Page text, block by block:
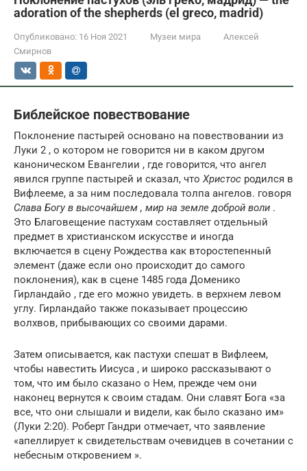
adoration of the shepherds (el greco, madrid)
Опубликовано: 16 Ноя 2021 Музеи мира
Алексей
Смирнов
Библейское повествование
Поклонение пастырей основано на повествовании из
Луки 2 , о котором не говорится ни в каком другом
каноническом Евангелии , где говорится, что ангел
явился группе пастырей и сказал, что Христос родился в
Вифлееме, а за ним последовала толпа ангелов. говоря
Слава Богу в высочайшем , мир на земле доброй воли .
Это Благовещение пастухам составляет отдельный
предмет в христианском искусстве и иногда
включается в сцену Рождества как второстепенный
элемент (даже если оно происходит до самого
поклонения), как в сцене 1485 года Доменико
Гирландайо , где его можно увидеть. в верхнем левом
углу. Гирландайо также показывает процессию
волхвов, прибывающих со своими дарами.
Затем описывается, как пастухи спешат в Вифлеем,
чтобы навестить Иисуса , и широко рассказывают о
том, что им было сказано о Нем, прежде чем они
наконец вернутся к своим стадам. Они славят Бога «за
все, что они слышали и видели, как было сказано им»
(Луки 2:20). Роберт Гандри отмечает, что заявление
«апеллирует к свидетельствам очевидцев в сочетании с
небесным откровением ».